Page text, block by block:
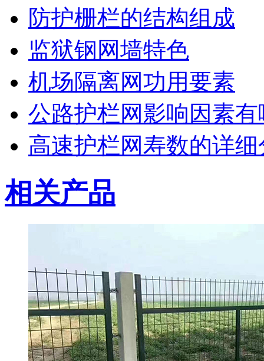
防护栅栏的结构组成
监狱钢网墙特色
机场隔离网功用要素
公路护栏网影响因素
高速护栏网寿数的详细
相关产品